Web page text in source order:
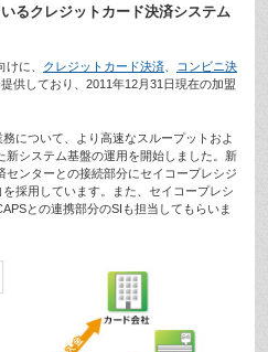
クレジットカード決済システム
に、 クレジットカード決済
コンビニ決
供しており、2011年12月31日現在の加盟
について、より高速なスループットおよ
システム基盤の運用を開始しました。新
センターとの接続部分にセイコープレシジ
採用しています。また、セイコープレシ
との連携部分のSIも担当してもらいま